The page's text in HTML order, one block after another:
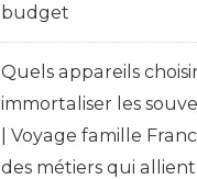
budget
Quels appareils
immortaliser les
| Voyage famille
des métiers qui